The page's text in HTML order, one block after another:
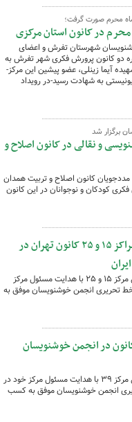
محرم صورت گرفت؛
در کانون استان مرکزی
شهرستان تفرش و اعضای
دو کانون پرورش فکری شهر تفرش به
آیما زینلی، عضو پیشین این مرکز-
به شهادت رسید-در رویداد
برگزار شد
و نقالی در کانون اصلاح و
کانون اصلاح و تربیت همدان
کودکان و نوجوانان در این کانون
کسب رتبه اعضای مراکز ۱۵ و ۲۵ کانون تهران در
اعضای فعال خوشنویسی مرکز ۱۵ و ۲۵ با هدایت مسئول مرکز
تحریری انجمن خوشنویسان موفق به
در انجمن خوشنویسان
اعضای فعال خوشنویسی مرکز ۳۹ با هدایت مسئول مرکز خود در
انجمن خوشنویسان موفق به کسب